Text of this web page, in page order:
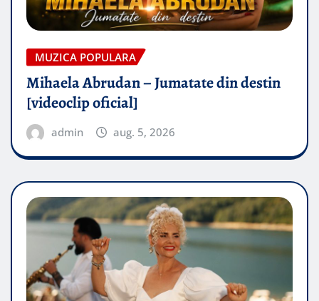
MUZICA POPULARA
Mihaela Abrudan – Jumatate din destin
[videoclip oficial]
admin aug. 5, 2026